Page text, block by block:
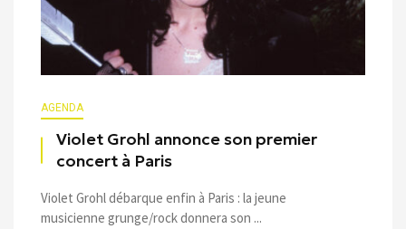
AGENDA
Violet Grohl annonce son premier
concert à Paris
Violet Grohl débarque enfin à Paris : la jeune
musicienne grunge/rock donnera son ...